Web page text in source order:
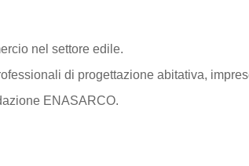
nel settore edile.
di progettazione abitativa,
ENASARCO.